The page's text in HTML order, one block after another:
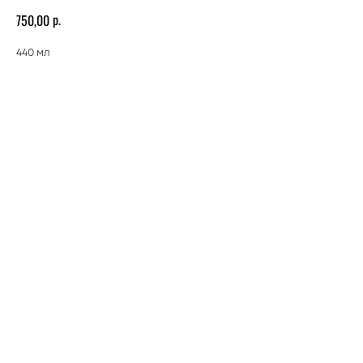
750,00р.
440 мл